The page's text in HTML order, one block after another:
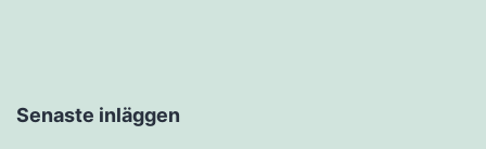
Senaste inläggen